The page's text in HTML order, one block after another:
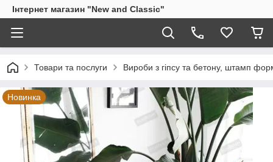
Інтернет магазин "New and Classic"
Товари та послуги Вироби з гіпсу та бетону, штамп
Новинка